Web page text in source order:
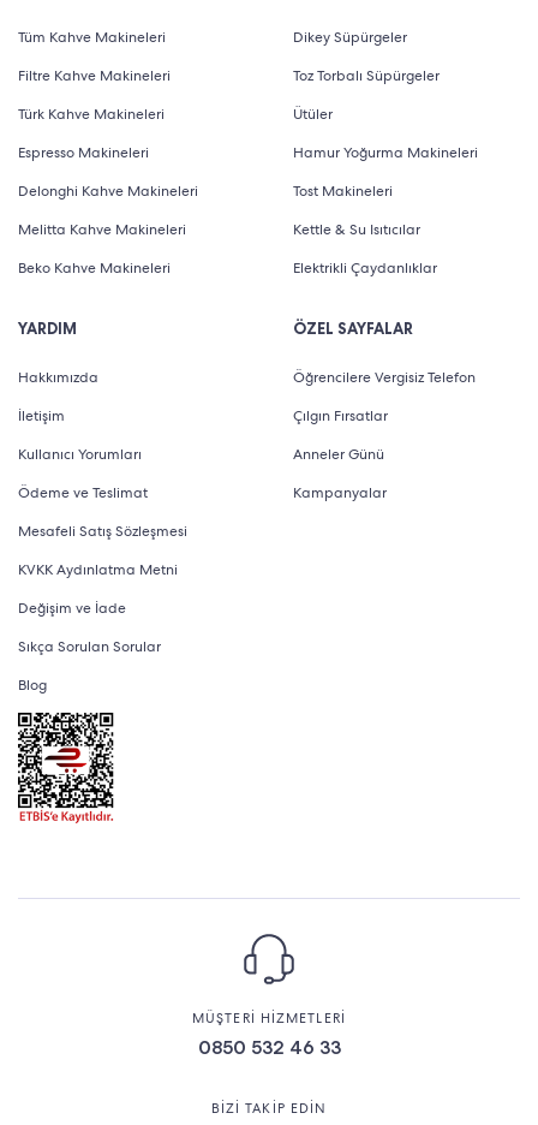
Tüm Kahve Makineleri
Filtre Kahve Makineleri
Türk Kahve Makineleri
Espresso Makineleri
Delonghi Kahve Makineleri
Melitta Kahve Makineleri
Beko Kahve Makineleri
YARDIM
Hakkımızda
İletişim
Kullanıcı Yorumları
Ödeme ve Teslimat
Mesafeli Satış Sözleşmesi
KVKK Aydınlatma Metni
Değişim ve İade
Sıkça Sorulan Sorular
Blog
Dikey Süpürgeler
Toz Torbalı Süpürgeler
Ütüler
Hamur Yoğurma Makineleri
Tost Makineleri
Kettle & Su Isıtıcılar
Elektrikli Çaydanlıklar
ÖZEL SAYFALAR
Öğrencilere Vergisiz Telefon
Çılgın Fırsatlar
Anneler Günü
Kampanyalar
MÜŞTERİ HİZMETLERİ
0850 532 46 33
BİZİ TAKİP EDİN